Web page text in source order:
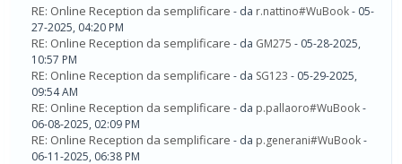
RE: Online Reception da semplificare - da r.nattino#WuBook- 05-
27-2025, 04:20 PM
RE: Online Reception da semplificare - da GM275 - 05-28-2025,
10:57 PM
RE: Online Reception da semplificare - da SG123 - 05-29-2025,
09:54 AM
RE: Online Reception da semplificare - da p.pallaoro#WuBook-
06-08-2025, 02:09 PM
RE: Online Reception da semplificare - da p.generani#WuBook-
06-11-2025, 06:38 PM